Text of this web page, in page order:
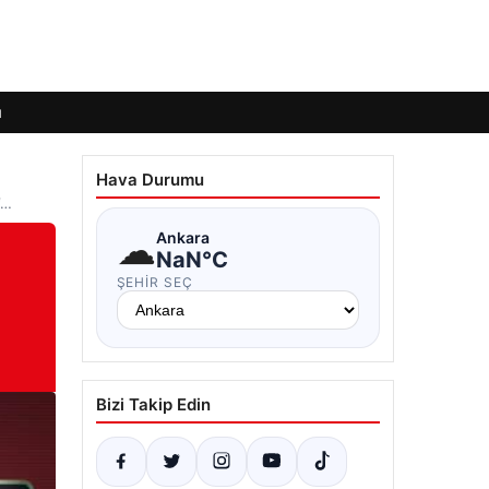
Hava Durumu
☁Ankara
NaN°C
ŞEHIR SEÇ
Bizi Takip Edin